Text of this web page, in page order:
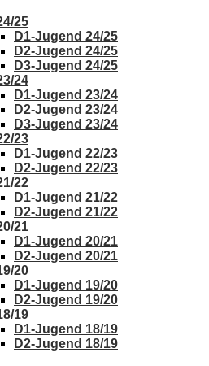
25
D1-Jugend 24/25
D2-Jugend 24/25
D3-Jugend 24/25
24
D1-Jugend 23/24
D2-Jugend 23/24
D3-Jugend 23/24
23
D1-Jugend 22/23
D2-Jugend 22/23
22
D1-Jugend 21/22
D2-Jugend 21/22
21
D1-Jugend 20/21
D2-Jugend 20/21
20
D1-Jugend 19/20
D2-Jugend 19/20
19
D1-Jugend 18/19
D2-Jugend 18/19